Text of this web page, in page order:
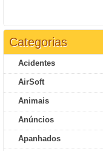
Categorias
Acidentes
AirSoft
Animais
Anúncios
Apanhados